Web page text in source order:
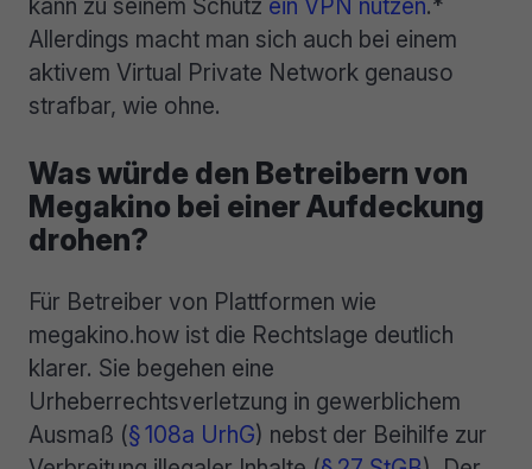
kann zu seinem Schutz ein VPN nutzen.*
Allerdings macht man sich auch bei einem
aktivem Virtual Private Network genauso
strafbar, wie ohne.
Was würde den Betreibern von
Megakino bei einer Aufdeckung
drohen?
Für Betreiber von Plattformen wie
megakino.how ist die Rechtslage deutlich
klarer. Sie begehen eine
Urheberrechtsverletzung in gewerblichem
Ausmaß (§ 108a UrhG) nebst der Beihilfe zur